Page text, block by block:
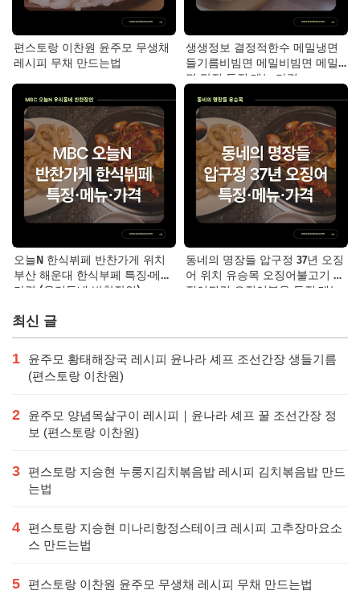
편스토랑 이찬원 윤주모 무생채
레시피 무채 만드는법
생생정보 결정적한수 메밀냉면
들기름비빔면 메밀비빔면 메밀
면 맛집 특징·메뉴·가격
오늘N 한식뷔페 반찬가게 위치
부산 해운대 한식부페 특징·메뉴·
가격 (우리동네 반찬장인)
동네의 명장들 압구정 37년 오징
어 위치 유승목 오징어불고기 오
징어튀김 오징어볶음 특징·메뉴·
최신 글
1
윤주모 황태해장국 레시피 윤나라 셰프 조선간장 생들기름
(편스토랑 이찬원)
2
윤주모 양념목살구이 레시피｜윤나라 셰프 꿀 조선간장 정
보 (편스토랑 이찬원)
3
편스토랑 지승현 누룽지김치볶음밥 레시피 김치볶음밥 만드
는법
4
편스토랑 지승현 미나리항정스테이크 레시피 고추장마요소
스 만드는법
5 편스토랑 이찬원 윤주모 무생채 레시피 무채 만드는법